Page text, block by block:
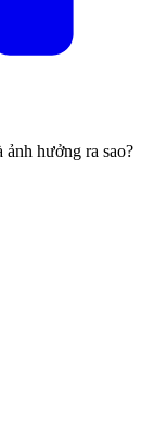
hưởng ra sao?